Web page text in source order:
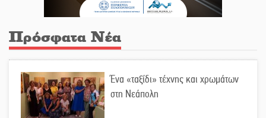
Πρόσφατα Νέα
Ένα «ταξίδι» τέχνης και χρωμάτων
στη Νεάπολη